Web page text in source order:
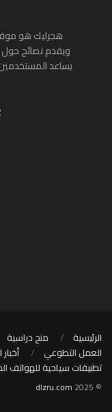
هجرليك هو
ويقدم نصائح
يساعد
الرئيسية منح دراسية
العمل التطوعي
تطبيقات سياحية للهواتف
© 2025
dlzru.com